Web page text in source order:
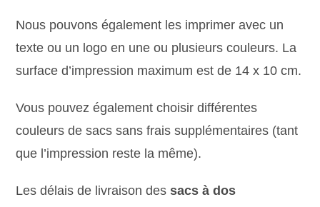
Nous pouvons également les imprimer avec un
texte ou un logo en une ou plusieurs couleurs. La
surface d’impression maximum est de 14 x 10 cm.
Vous pouvez également choisir différentes
couleurs de sacs sans frais supplémentaires (tant
que l’impression reste la même).
Les délais de livraison dessacs à dos